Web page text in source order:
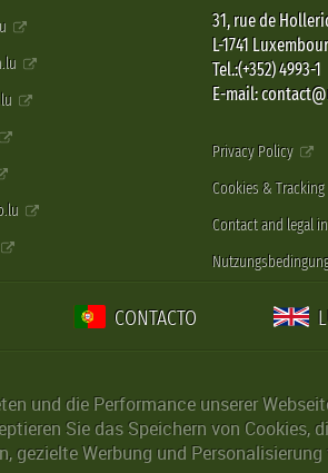
31, rue de
L-1741
Tel.:(+352) 4993-1
E-mail:
Privacy Policy
Cookies & Tracking
Contact and legal
CONTACTO
und die Performance unserer
Sie das Speichern von
gezielte Werbung und